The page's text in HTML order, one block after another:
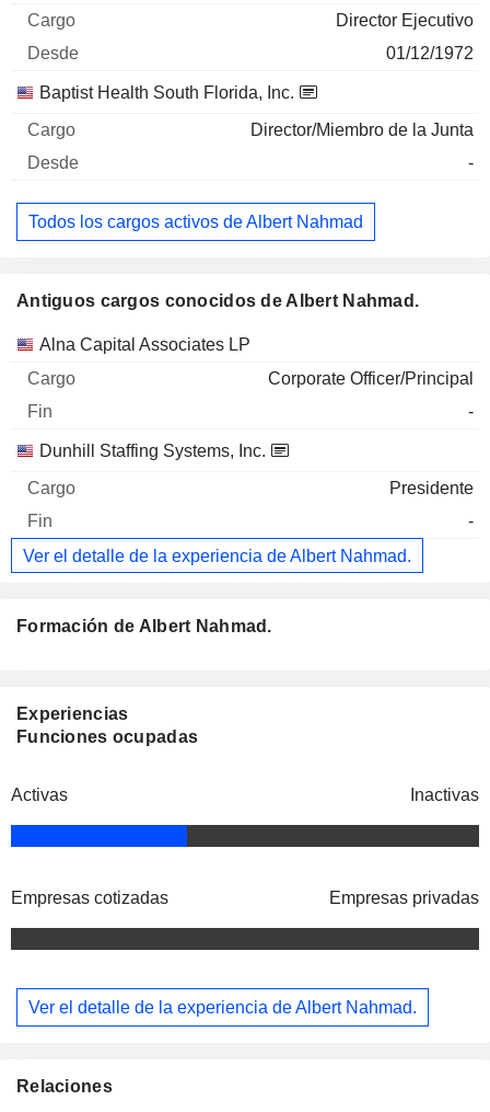
Director Ejecutivo
01/12/1972
Baptist Health South Florida, Inc.
Director/Miembro de la Junta
-
Todos los cargos activos de Albert Nahmad
Antiguos cargos conocidos de Albert Nahmad.
Empresas Cargo Fin
Alna Capital Associates LP
Corporate Officer/Principal
-
Dunhill Staffing Systems, Inc.
Presidente
-
Ver el detalle de la experiencia de Albert Nahmad.
Formación de Albert Nahmad.
Experiencias
Funciones ocupadas
Activas Inactivas
Empresas cotizadas Empresas privadas
Ver el detalle de la experiencia de Albert Nahmad.
Relaciones